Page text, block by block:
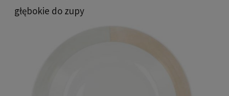
głębokie do zupy